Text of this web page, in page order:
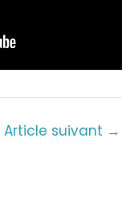
Article suivant →